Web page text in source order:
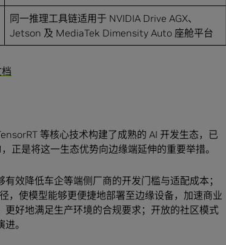
同一推理工具链适用于 NVIDIA Drive AGX、
Jetson 及 MediaTek Dimensity Auto 座舱平台
等核心技术构建了成熟的 AI 开发生态，已
正是将这一生态优势向边缘端延伸的重要举措。
效降低车企等端侧厂商的开发门槛与适配成本；
，使模型能够更便捷地部署至边缘设备，加速商业
好地满足生产环境的合规要求；开放的社区模式
。